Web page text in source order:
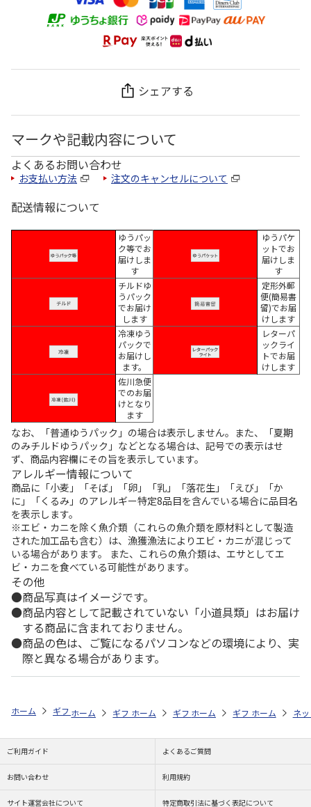
シェアする
マークや記載内容について
よくあるお問い合わせ
お支払い方法 注文のキャンセルについて
配送情報について
ゆうパッ
ク等でお
届けしま
す
ゆうパケ
ットでお
届けしま
す
チルドゆ
うパック
でお届け
します
定形外郵
便(簡易書
留)でお届
けします
冷凍ゆう
パックで
お届けし
ます。
レターパ
ックライ
トでお届
けします
佐川急便
でのお届
けとなり
ます
なお、「普通ゆうパック」の場合は表示しません。また、「夏期
のみチルドゆうパック」などとなる場合は、記号での表示はせ
ず、商品内容欄にその旨を表示しています。
アレルギー情報について
商品に「小麦」「そば」「卵」「乳」「落花生」「えび」「か
に」「くるみ」のアレルギー特定8品目を含んでいる場合に品目名
を表示します。
※エビ・カニを除く魚介類（これらの魚介類を原材料として製造
された加工品も含む）は、漁獲漁法によりエビ・カニが混じって
いる場合があります。 また、これらの魚介類は、エサとしてエ
ビ・カニを食べている可能性があります。
その他
商品写真はイメージです。
商品内容として記載されていない「小道具類」はお届け
する商品に含まれておりません。
商品の色は、ご覧になるパソコンなどの環境により、実
際と異なる場合があります。
ホーム ギフトストア お中元・夏ギフト特集 2026 ドリンク ＜
ホーム ギフトストア お中元・夏ギフト特集 2026
ホーム ギフトストア お中元・夏ギフト
ホーム ギフトストア お
ホーム ネ
ご利用ガイド よくあるご質問
お問い合わせ 利用規約
サイト運営会社について 特定商取引法に基づく表記について